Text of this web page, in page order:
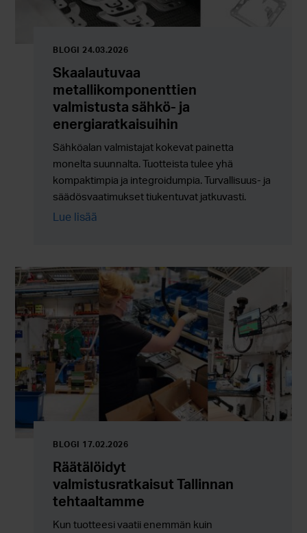
BLOGI 24.03.2026
Skaalautuvaa
metallikomponenttien
valmistusta sähkö- ja
energiaratkaisuihin
Sähköalan valmistajat kokevat painetta
monelta suunnalta. Tuotteista tulee yhä
kompaktimpia ja integroidumpia. Turvallisuus- ja
säädösvaatimukset tiukentuvat jatkuvasti.
Ympäristöön liittyvät kestävyystavoitteet eivät
monimutkaisuutta.
Lue lisää
BLOGI 17.02.2026
Räätälöidyt
valmistusratkaisut Tallinnan
tehtaaltamme
Kun tuotteesi vaatii enemmän kuin